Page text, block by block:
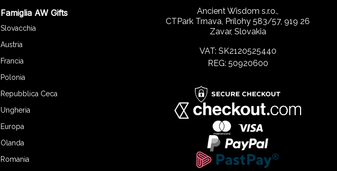
Famiglia AW Gifts
Slovacchia
Austria
Francia
Polonia
Repubblica Ceca
Ungheria
Europa
Olanda
Romania
Ancient Wisdom s.r.o.,
CTPark Trnava, Prílohy 583/57, 919 26
Zavar, Slovakia
VAT: SK2120525440
REG: 50920600